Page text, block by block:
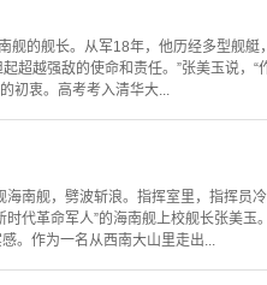
舰的舰长。从军18年，他历经多型舰艇
超越强敌的使命和责任。”张美玉说，“
初衷。高考考入清华大...
南舰，劈波斩浪。指挥室里，指挥员
代革命军人”的海南舰上校舰长张美玉
。作为一名从西南大山里走出...